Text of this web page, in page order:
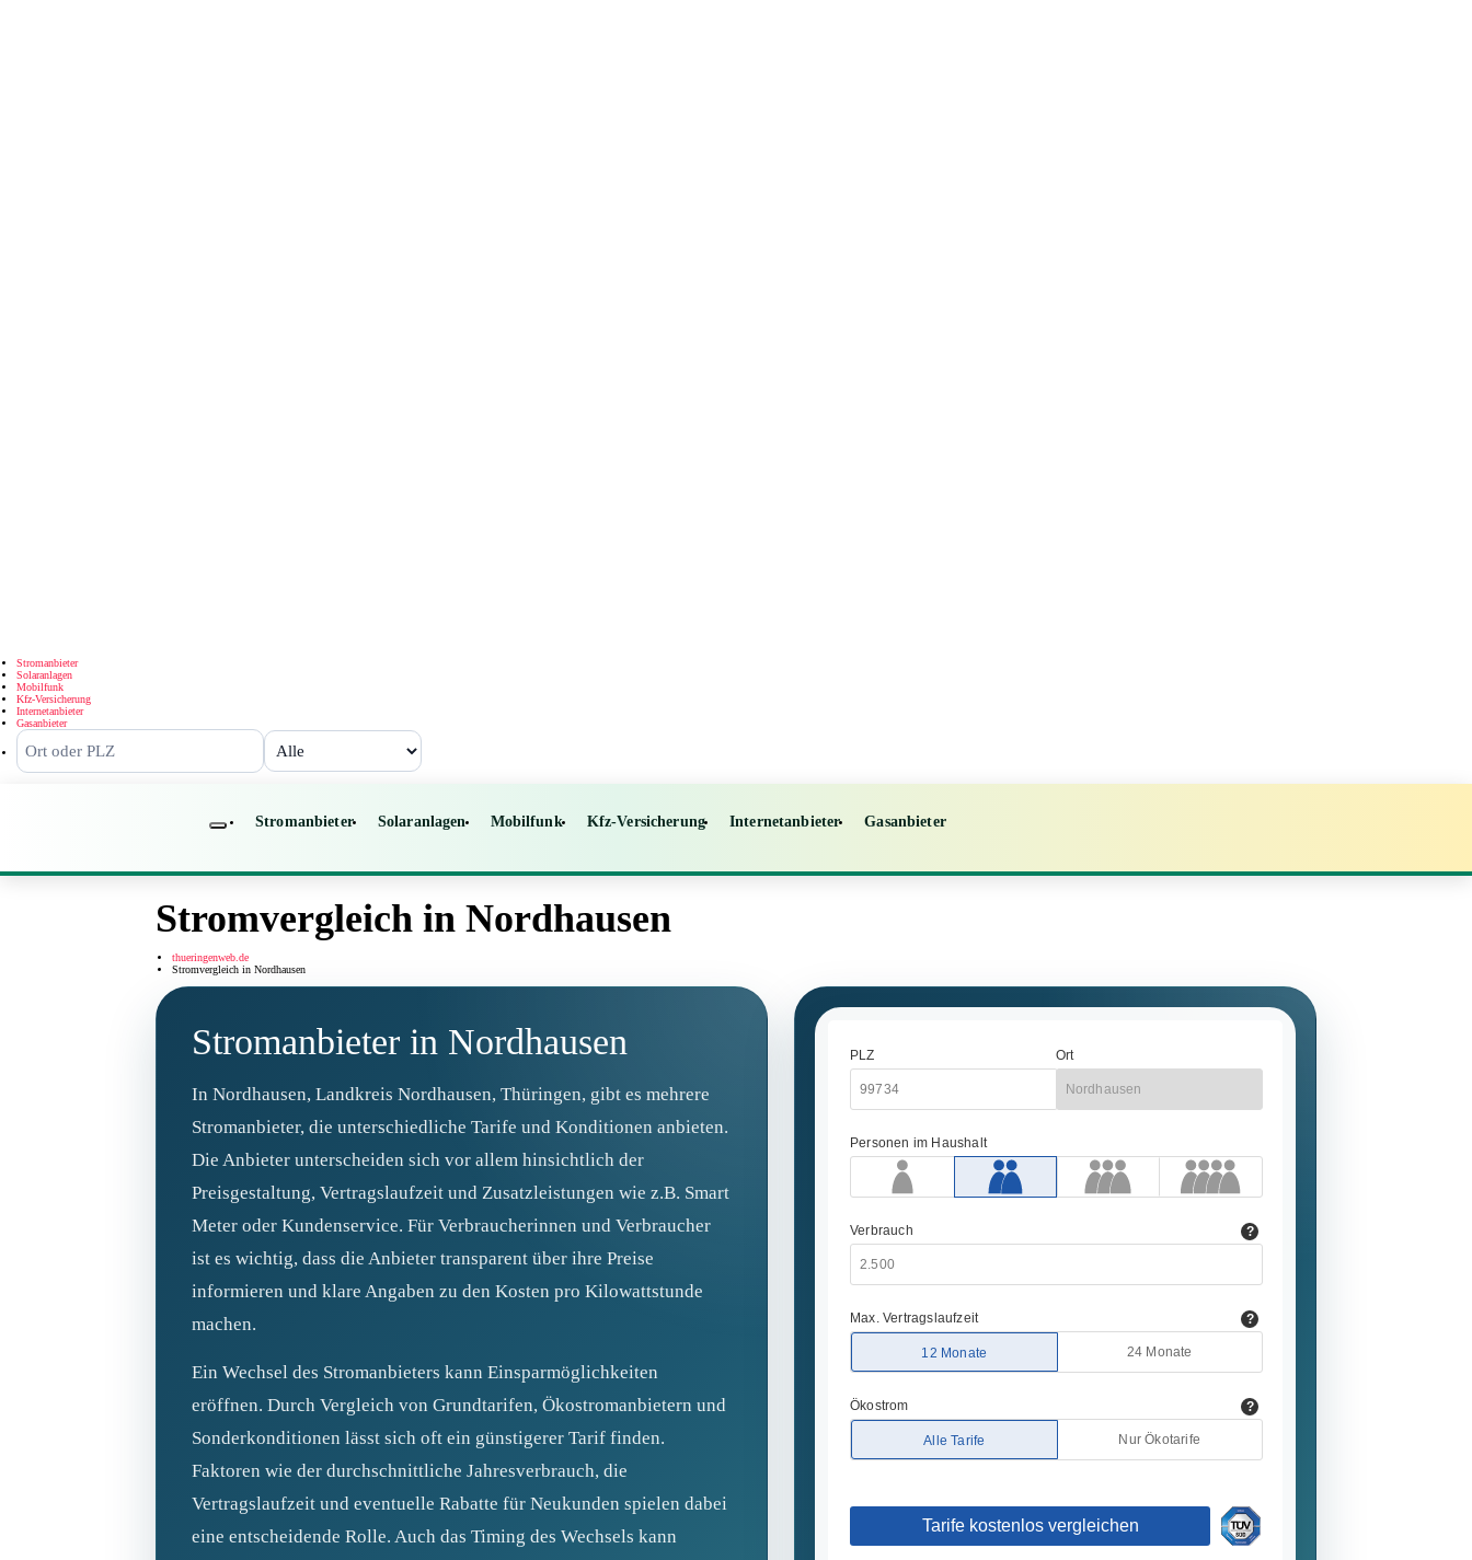
Stromanbieter
Solaranlagen
Mobilfunk
Kfz-Versicherung
Internetanbieter
Gasanbieter
Stromanbieter Solaranlagen Mobilfunk Kfz-Versicherung Internetanbieter Gasanbieter
Stromvergleich in Nordhausen
thueringenweb.de
Stromvergleich in Nordhausen
Stromanbieter in Nordhausen
In Nordhausen, Landkreis Nordhausen, Thüringen, gibt es mehrere
Stromanbieter, die unterschiedliche Tarife und Konditionen anbieten.
Die Anbieter unterscheiden sich vor allem hinsichtlich der
Preisgestaltung, Vertragslaufzeit und Zusatzleistungen wie z.B. Smart
Meter oder Kundenservice. Für Verbraucherinnen und Verbraucher
ist es wichtig, dass die Anbieter transparent über ihre Preise
informieren und klare Angaben zu den Kosten pro Kilowattstunde
machen.
Ein Wechsel des Stromanbieters kann Einsparmöglichkeiten
eröffnen. Durch Vergleich von Grundtarifen, Ökostromanbietern und
Sonderkonditionen lässt sich oft ein günstigerer Tarif finden.
Faktoren wie der durchschnittliche Jahresverbrauch, die
Vertragslaufzeit und eventuelle Rabatte für Neukunden spielen dabei
eine entscheidende Rolle. Auch das Timing des Wechsels kann